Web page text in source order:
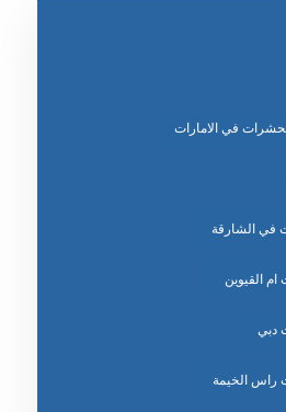
في الامارات
في الشارقة
القيوين
دبي
راس الخيمة